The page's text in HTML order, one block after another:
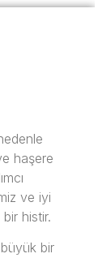
haşere
ve iyi
bir histir.
bir